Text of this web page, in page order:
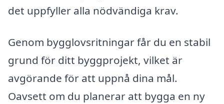
det uppfyller alla nödvändiga krav.
Genom bygglovsritningar får du en stabil
grund för ditt byggprojekt, vilket är
avgörande för att uppnå dina mål.
Oavsett om du planerar att bygga en ny